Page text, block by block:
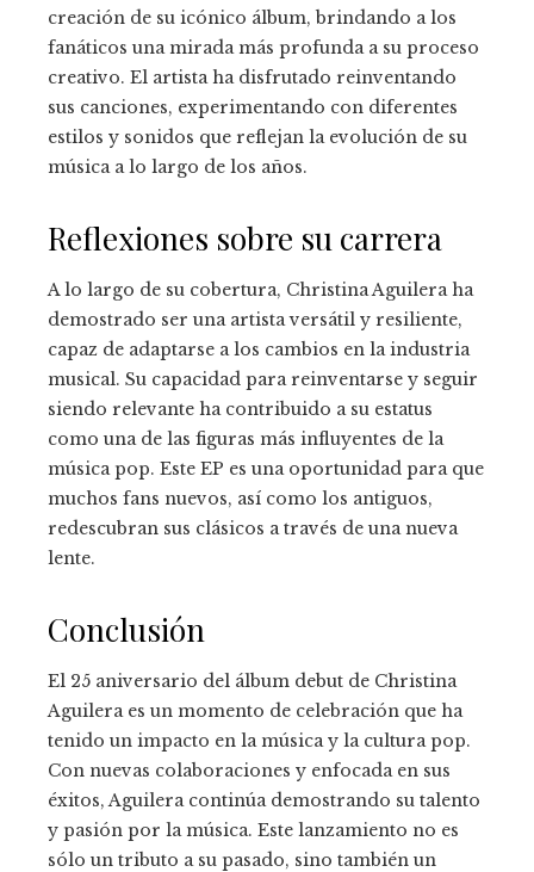
creación de su icónico álbum, brindando a los
fanáticos una mirada más profunda a su proceso
creativo. El artista ha disfrutado reinventando
sus canciones, experimentando con diferentes
estilos y sonidos que reflejan la evolución de su
música a lo largo de los años.
Reflexiones sobre su carrera
A lo largo de su cobertura, Christina Aguilera ha
demostrado ser una artista versátil y resiliente,
capaz de adaptarse a los cambios en la industria
musical. Su capacidad para reinventarse y seguir
siendo relevante ha contribuido a su estatus
como una de las figuras más influyentes de la
música pop. Este EP es una oportunidad para que
muchos fans nuevos, así como los antiguos,
redescubran sus clásicos a través de una nueva
lente.
Conclusión
El 25 aniversario del álbum debut de Christina
Aguilera es un momento de celebración que ha
tenido un impacto en la música y la cultura pop.
Con nuevas colaboraciones y enfocada en sus
éxitos, Aguilera continúa demostrando su talento
y pasión por la música. Este lanzamiento no es
sólo un tributo a su pasado, sino también un